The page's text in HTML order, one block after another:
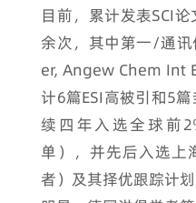
目前，累计发表SCI
余次，其中第一/通
er, Angew Chem Int
计6篇ESI高被引和5
续四年入选全球前
单），并先后入选上
者）及其择优跟踪计